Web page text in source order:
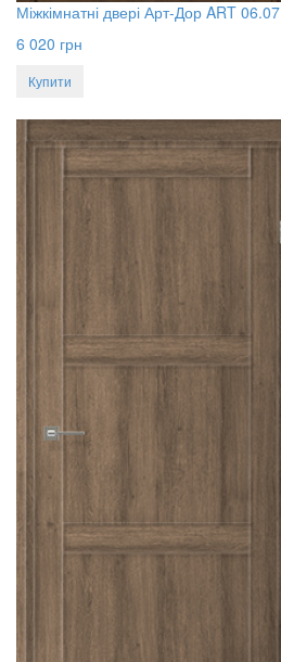
Міжкімнатні двері Арт-Дор ART 06.07
6 020 грн
Купити